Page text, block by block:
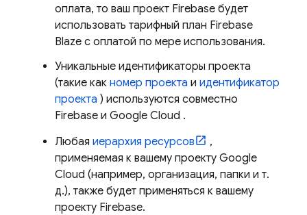
оплата, то ваш проект Firebase будет
использовать тарифный план Firebase
Blaze с оплатой по мере использования.
Уникальные идентификаторы проекта
(такие как номер проекта и идентификатор
проекта ) используются совместно
Firebase и Google Cloud .
Любая иерархия ресурсов
,
применяемая к вашему проекту Google
Cloud (например, организация, папки и т.
д.), также будет применяться к вашему
проекту Firebase.